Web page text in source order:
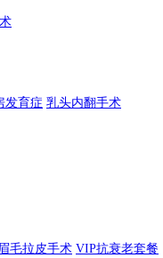
发育症 乳头内翻手术
毛拉皮手术 VIP抗衰老套餐